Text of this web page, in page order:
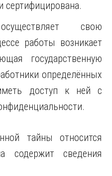
свою
работы возникает
государственную
определённых
доступ к ней с
тайны относится
содержит сведения